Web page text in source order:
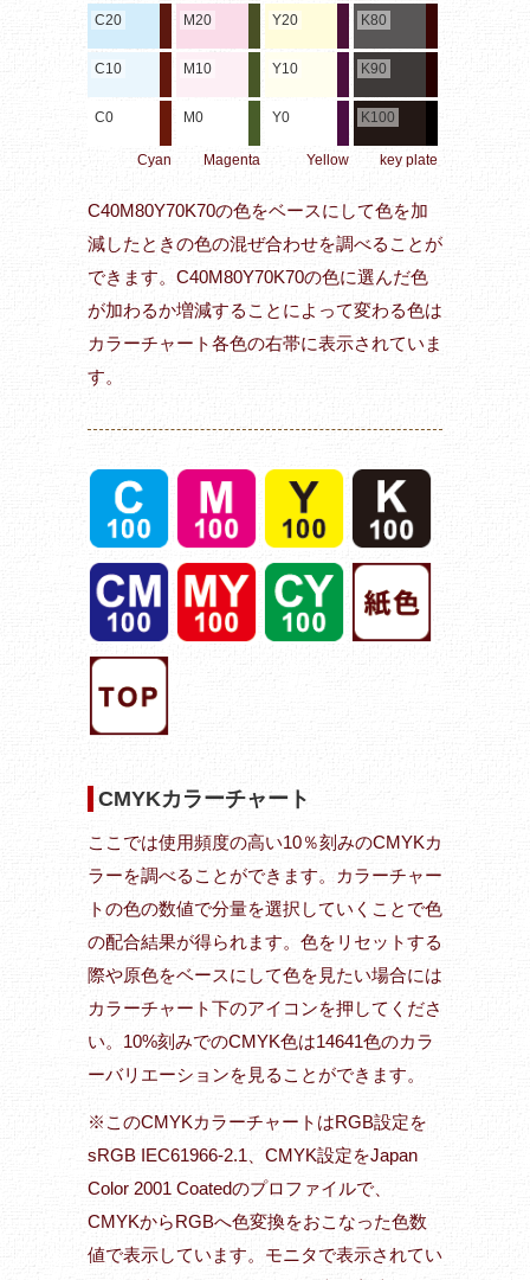
C20
C10
C0
Cyan
M20
M10
M0
Magenta
Y20
Y10
Y0
Yellow
K80
K90
K100
key plate
C40M80Y70K70の色をベースにして色を加
減したときの色の混ぜ合わせを調べることが
できます。C40M80Y70K70の色に選んだ色
が加わるか増減することによって変わる色は
カラーチャート各色の右帯に表示されていま
す。
CMYKカラーチャート
ここでは使用頻度の高い10％刻みのCMYKカ
ラーを調べることができます。カラーチャー
トの色の数値で分量を選択していくことで色
の配合結果が得られます。色をリセットする
際や原色をベースにして色を見たい場合には
カラーチャート下のアイコンを押してくださ
い。10%刻みでのCMYK色は14641色のカラ
ーバリエーションを見ることができます。
※このCMYKカラーチャートはRGB設定を
sRGB IEC61966-2.1、CMYK設定をJapan
Color 2001 Coatedのプロファイルで、
CMYKからRGBへ色変換をおこなった色数
値で表示しています。モニタで表示されてい